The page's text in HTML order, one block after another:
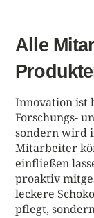
Alle
Innovation ist
Forschungs-
sondern wird
Mitarbeiter
einfließen
proaktiv
leckere
pflegt,